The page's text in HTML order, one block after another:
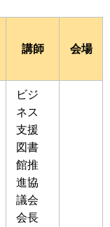
講師 会場
ビジ
ネス
支援
図書
館推
進協
議会
会長